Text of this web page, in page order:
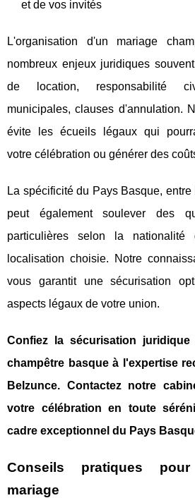
et de vos invités
L'organisation d'un mariage
nombreux enjeux juridiques
de location, responsabilité
municipales, clauses d'annulation.
évite les écueils légaux qui
votre célébration ou générer des
La spécificité du Pays Basque,
peut également soulever des
particulières selon la
localisation choisie. Notre
vous garantit une sécurisation
aspects légaux de votre union.
Confiez la sécurisation
champêtre basque à l'expertise
Belzunce. Contactez notre
votre célébration en toute
cadre exceptionnel du Pays
Conseils pratiques
mariage